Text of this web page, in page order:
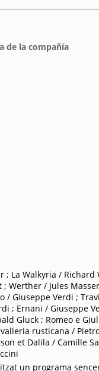
de la compañía
; La Walkyria /
Werther / Jules
/ Giuseppe Verdi ;
; Ernani / Giuseppe
Gluck ; Romeo e
rusticana /
et Dalila / Camille
un programa